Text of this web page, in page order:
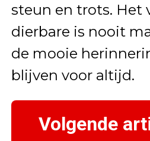
steun en trots. Het
dierbare is nooit
de mooie
blijven voor altijd.
Volgende